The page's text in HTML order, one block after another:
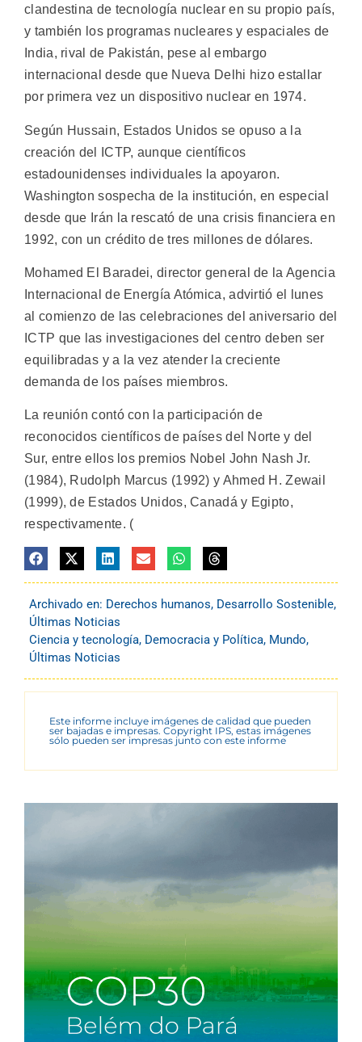
clandestina de tecnología nuclear en su propio país,
y también los programas nucleares y espaciales de
India, rival de Pakistán, pese al embargo
internacional desde que Nueva Delhi hizo estallar
por primera vez un dispositivo nuclear en 1974.
Según Hussain, Estados Unidos se opuso a la
creación del ICTP, aunque científicos
estadounidenses individuales la apoyaron.
Washington sospecha de la institución, en especial
desde que Irán la rescató de una crisis financiera en
1992, con un crédito de tres millones de dólares.
Mohamed El Baradei, director general de la Agencia
Internacional de Energía Atómica, advirtió el lunes
al comienzo de las celebraciones del aniversario del
ICTP que las investigaciones del centro deben ser
equilibradas y a la vez atender la creciente
demanda de los países miembros.
La reunión contó con la participación de
reconocidos científicos de países del Norte y del
Sur, entre ellos los premios Nobel John Nash Jr.
(1984), Rudolph Marcus (1992) y Ahmed H. Zewail
(1999), de Estados Unidos, Canadá y Egipto,
respectivamente. (
Archivado en: Derechos humanos, Desarrollo Sostenible,
Últimas Noticias
Ciencia y tecnología, Democracia y Política, Mundo,
Últimas Noticias
Este informe incluye imágenes de calidad que pueden
ser bajadas e impresas. Copyright IPS, estas imágenes
sólo pueden ser impresas junto con este informe